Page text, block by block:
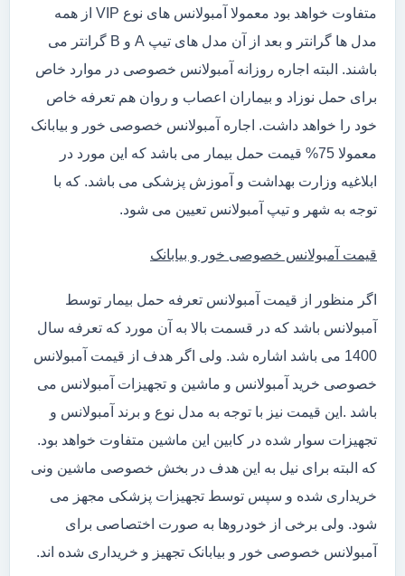
متفاوت خواهد بود معمولا آمبولانس های نوع VIP از همه
مدل ها گرانتر و بعد از آن مدل های تیپ A و B گرانتر می
باشند. البته اجاره روزانه آمبولانس خصوصی در موارد خاص
برای حمل نوزاد و بیماران اعصاب و روان هم تعرفه خاص
خود را خواهد داشت. اجاره آمبولانس خصوصی خور و بیابانک
معمولا 75% قیمت حمل بیمار می باشد که این مورد در
ابلاغیه وزارت بهداشت و آموزش پزشکی می باشد. که با
توجه به شهر و تیپ آمبولانس تعیین می شود.
قیمت آمبولانس خصوصی خور و بیابانک
اگر منظور از قیمت آمبولانس تعرفه حمل بیمار توسط
آمبولانس باشد که در قسمت بالا به آن مورد که تعرفه سال
1400 می باشد اشاره شد. ولی اگر هدف از قیمت آمبولانس
خصوصی خرید آمبولانس و ماشین و تجهیزات آمبولانس می
باشد .این قیمت نیز با توجه به مدل نوع و برند آمبولانس و
تجهیزات سوار شده در کابین این ماشین متفاوت خواهد بود.
که البته برای نیل به این هدف در بخش خصوصی ماشین ونی
خریداری شده و سپس توسط تجهیزات پزشکی مجهز می
شود. ولی برخی از خودروها به صورت اختصاصی برای
آمبولانس خصوصی خور و بیابانک تجهیز و خریداری شده اند.